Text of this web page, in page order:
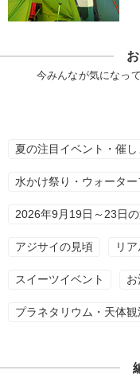
今みんなが気になっ
夏の注目イベント・催し
水かけ祭り・ウォーター
2026年9月19日～23日
アジサイの見頃 リ
スイーツイベント お
プラネタリウム・天体観